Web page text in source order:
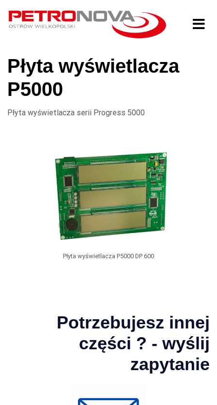
Płyta wyświetlacza
P5000
Płyta wyświetlacza serii Progress 5000
Płyta wyświetlacza P5000 DP 600
Potrzebujesz innej
części ? - wyślij
zapytanie